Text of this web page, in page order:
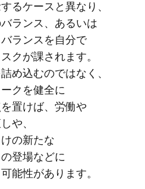
る​ケースと​異なり、​
ランス、​あるいは​
ランスを​自分で​
クが​課されます。​
め込むのではなく、​
クを​健全に​
置けば、​労働や​
や、​
の​新たな​
登場などに​
能性が​あります。